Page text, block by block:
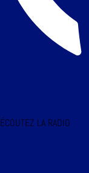
ÉCOUTEZ LA RADIO